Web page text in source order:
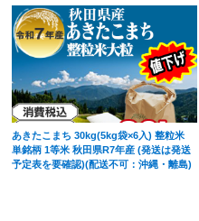
あきたこまち 30kg(5kg袋×6入) 整粒米
単銘柄 1等米 秋田県R7年産 (発送は発送
予定表を要確認)(配送不可：沖縄・離島)